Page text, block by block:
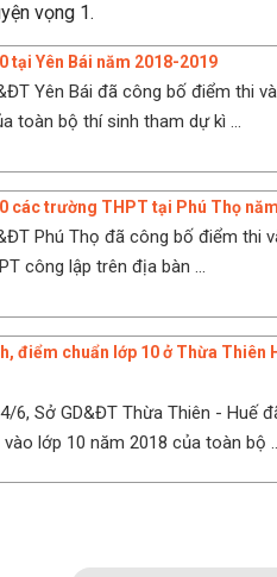
vọng 1.
tại Yên Bái năm 2018-2019
Yên Bái đã công bố điểm thi
toàn bộ thí sinh tham dự kì ...
các trường THPT tại Phú Thọ
Phú Thọ đã công bố điểm thi
công lập trên địa bàn ...
điểm chuẩn lớp 10 ở Thừa Thiên
6, Sở GD&ĐT Thừa Thiên - Huế
lớp 10 năm 2018 của toàn bộ